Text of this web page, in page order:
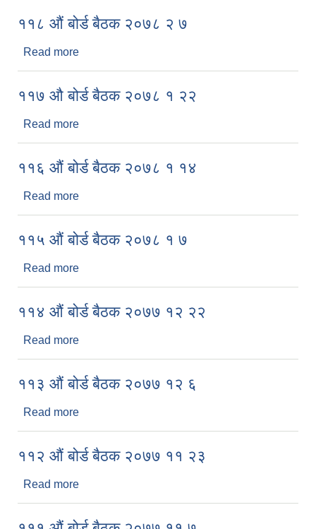
११८ औं बोर्ड बैठक २०७८ २ ७
Read more
११७ औ बोर्ड बैठक २०७८ १ २२
Read more
११६ औं बोर्ड बैठक २०७८ १ १४
Read more
११५ औं बोर्ड बैठक २०७८ १ ७
Read more
११४ औं बोर्ड बैठक २०७७ १२ २२
Read more
११३ औं बोर्ड बैठक २०७७ १२ ६
Read more
११२ औं बोर्ड बैठक २०७७ ११ २३
Read more